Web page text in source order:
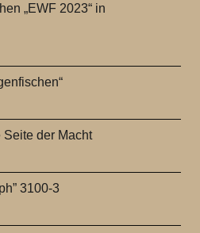
„EWF 2023“ in
der Macht
3100-3